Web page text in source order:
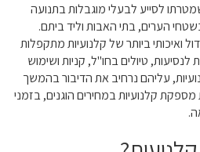
לסייע לבעלי מוגבלות בתנועה
הערים, בתי האבות וליד ביתם.
ואיכותי ביותר של קלנועיות מתקפלות
טיולים בחו"ל, קניות ושימוש
עליהם נרחיב את הדיבור בהמשך
קלנועיות במחירים הוגנים, בזמני